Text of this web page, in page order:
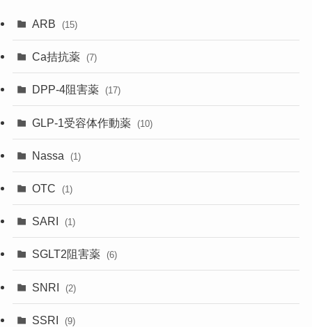
ARB (15)
Ca拮抗薬 (7)
DPP-4阻害薬 (17)
GLP-1受容体作動薬 (10)
Nassa (1)
OTC (1)
SARI (1)
SGLT2阻害薬 (6)
SNRI (2)
SSRI (9)